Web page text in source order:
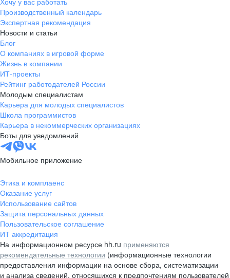
миллионов людей, связь с ним уже
не измеряется формальными
ролями или статусами. Меня по-
этого бизнеса: highload,
масштабирование, надежность,
технологические вызовы и
ответственность за сервис,
который каждый день должен
работать без сбоев. Поэтому я
продолжаю бороться за Юрент как
за свой — потому что в
профессиональном и человеческом
смысле он таким для меня и
Производственный календарь
Экспертная рекомендация
Новости и статьи
Блог
О компаниях в игровой форме
Жизнь в компании
ИТ-проекты
Рейтинг работодателей России
Молодым специалистам
Карьера для молодых специалистов
Школа программистов
Карьера в некоммерческих организациях
Боты для уведомлений
Мобильное приложение
Этика и комплаенс
Оказание услуг
Использование сайтов
Защита персональных данных
Пользовательское соглашение
ИТ аккредитация
На информационном ресурсе hh.ru применяются
рекомендательные технологии (информационные технологии
предоставления информации на основе сбора, систематизации
и анализа сведений, относящихся к предпочтениям пользователей